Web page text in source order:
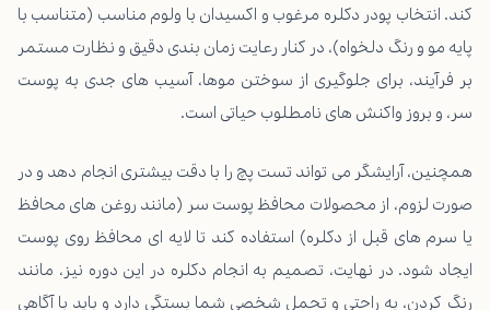
کند. انتخاب پودر دکلره مرغوب و اکسیدان با ولوم مناسب (متناسب با
پایه مو و رنگ دلخواه)، در کنار رعایت زمان بندی دقیق و نظارت مستمر
بر فرآیند، برای جلوگیری از سوختن موها، آسیب های جدی به پوست
سر، و بروز واکنش های نامطلوب حیاتی است.
همچنین، آرایشگر می تواند تست پچ را با دقت بیشتری انجام دهد و در
صورت لزوم، از محصولات محافظ پوست سر (مانند روغن های محافظ
یا سرم های قبل از دکلره) استفاده کند تا لایه ای محافظ روی پوست
ایجاد شود. در نهایت، تصمیم به انجام دکلره در این دوره نیز، مانند
رنگ کردن، به راحتی و تحمل شخصی شما بستگی دارد و باید با آگاهی